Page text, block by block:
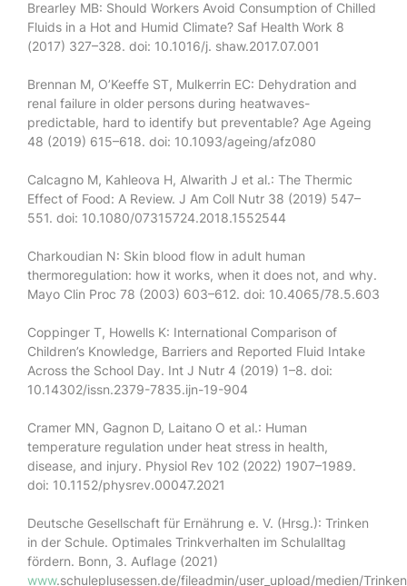
Brearley MB: Should Workers Avoid Consumption of Chilled
Fluids in a Hot and Humid Climate? Saf Health Work 8
(2017) 327–328. doi: 10.1016/j. shaw.2017.07.001
Brennan M, O’Keeffe ST, Mulkerrin EC: Dehydration and
renal failure in older persons during heatwaves-
predictable, hard to identify but preventable? Age Ageing
48 (2019) 615–618. doi: 10.1093/ageing/afz080
Calcagno M, Kahleova H, Alwarith J et al.: The Thermic
Effect of Food: A Review. J Am Coll Nutr 38 (2019) 547–
551. doi: 10.1080/07315724.2018.1552544
Charkoudian N: Skin blood flow in adult human
thermoregulation: how it works, when it does not, and why.
Mayo Clin Proc 78 (2003) 603–612. doi: 10.4065/78.5.603
Coppinger T, Howells K: International Comparison of
Children’s Knowledge, Barriers and Reported Fluid Intake
Across the School Day. Int J Nutr 4 (2019) 1–8. doi:
10.14302/issn.2379-7835.ijn-19-904
Cramer MN, Gagnon D, Laitano O et al.: Human
temperature regulation under heat stress in health,
disease, and injury. Physiol Rev 102 (2022) 1907–1989.
doi: 10.1152/physrev.00047.2021
Deutsche Gesellschaft für Ernährung e. V. (Hrsg.): Trinken
in der Schule. Optimales Trinkverhalten im Schulalltag
fördern. Bonn, 3. Auflage (2021)
www.schuleplusessen.de/fileadmin/user_upload/medien/